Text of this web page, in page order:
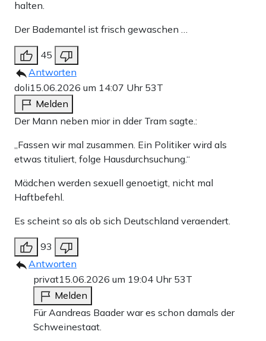
halten.
Der Bademantel ist frisch gewaschen …
45
Antworten
doli15.06.2026 um 14:07 Uhr 53T
Melden
Der Mann neben mior in dder Tram sagte.:
„Fassen wir mal zusammen. Ein Politiker wird als
etwas tituliert, folge Hausdurchsuchung.“
Mädchen werden sexuell genoetigt, nicht mal
Haftbefehl.
Es scheint so als ob sich Deutschland veraendert.
93
Antworten
privat15.06.2026 um 19:04 Uhr 53T
Melden
Für Aandreas Baader war es schon damals der
Schweinestaat.